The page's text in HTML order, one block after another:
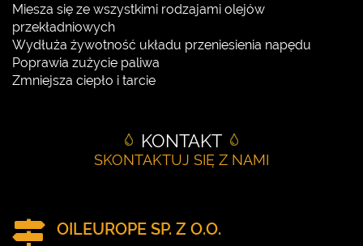
Miesza się ze wszystkimi rodzajami olejów
przekładniowych
Wydłuża żywotność układu przeniesienia napędu
Poprawia zużycie paliwa
Zmniejsza ciepło i tarcie
KONTAKT
SKONTAKTUJ SIĘ Z NAMI
OILEUROPE SP. Z O.O.